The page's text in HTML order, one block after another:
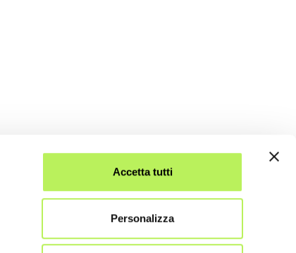
Accetta tutti
Personalizza